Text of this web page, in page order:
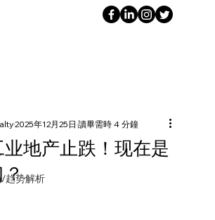
趋势解析
地产止跌！现在是
？
2025年12月25日 讀畢需時 4 分鐘